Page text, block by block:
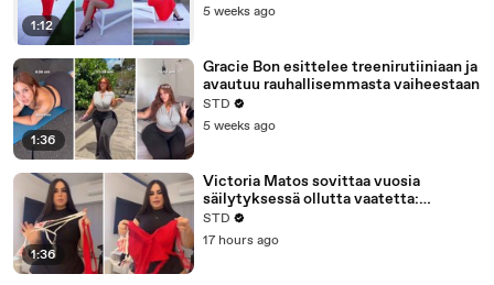
1:12
5 weeks ago
1:36
Gracie Bon esittelee treenirutiiniaan ja
avautuu rauhallisemmasta vaiheestaan
STD
5 weeks ago
1:36
Victoria Matos sovittaa vuosia
säilytyksessä ollutta vaatetta:
”Rakastin sitä”
STD
17 hours ago